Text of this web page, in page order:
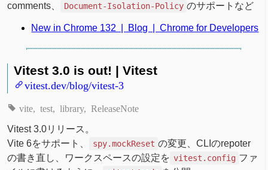
comments、
Document-Isolation-Policy のサポートなど
New in Chrome 132 | Blog | Chrome for Developers
Vitest 3.0 is out! | Vitest
vitest.dev/blog/vitest-3
vite test library ReleaseNote
Vitest 3.0リリース。
Vite 6をサポート、
spy.mockReset の変更、CLIのrepoter
の書き直し、ワークスペースの設定を vitest.config ファ